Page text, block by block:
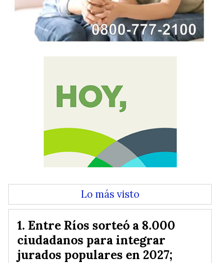
Lo más visto
Entre Ríos sorteó a 8.000
ciudadanos para integrar
jurados populares en 2027;